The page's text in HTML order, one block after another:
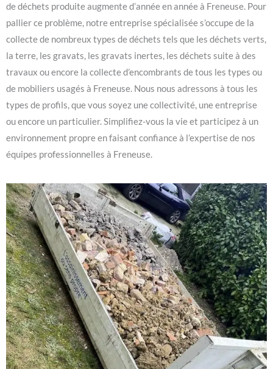
de déchets produite augmente d’année en année à Freneuse. Pour
pallier ce problème, notre entreprise spécialisée s’occupe de la
collecte de nombreux types de déchets tels que les déchets verts,
la terre, les gravats, les gravats inertes, les déchets suite à des
travaux ou encore la collecte d’encombrants de tous les types ou
de mobiliers usagés à Freneuse. Nous nous adressons à tous les
types de profils, que vous soyez une collectivité, une entreprise
ou encore un particulier. Simplifiez-vous la vie et participez à un
environnement propre en faisant confiance à l’expertise de nos
équipes professionnelles à Freneuse.